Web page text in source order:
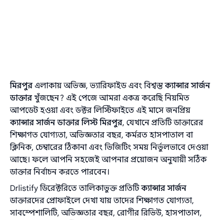
মিরপুর এলাকায় অভিজ্ঞ, ভ্যারিফাইড এবং বিশ্বস্তক্যান্সার সার্জন
ডাক্তার খুঁজছেন? এই পেজে আমরা একত্র করেছি নিয়মিত
আপডেট হওয়া এবং ডক্টর লিস্টিফাইতে এই মাসে জনপ্রিয়
ক্যান্সার সার্জন ডাক্তার লিস্ট মিরপুর, যেখানে প্রতিটি ডাক্তারের
শিক্ষাগত যোগ্যতা, অভিজ্ঞতার বছর, কর্মরত হাসপাতাল বা
ক্লিনিক, চেম্বারের ঠিকানা এবং ভিজিটিং সময় নির্ভুলভাবে দেওয়া
আছে। ফলে আপনি সহজেই আপনার প্রয়োজন অনুযায়ী সঠিক
ডাক্তার নির্বাচন করতে পারবেন।
Drlistify ডিরেক্টরিতে তালিকাভুক্ত প্রতিটিক্যান্সার সার্জন
ডাক্তারদের প্রোফাইলে দেখা যায় তাদের শিক্ষাগত যোগ্যতা,
সাবস্পেশালিটি, অভিজ্ঞতার বছর, রোগীর রিভিউ, হাসপাতাল,